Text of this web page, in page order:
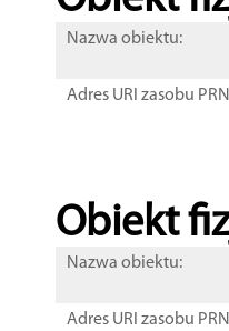
Nazwa obiektu:
Adres URI zasobu
Obiekt
Nazwa obiektu:
Adres URI zasobu